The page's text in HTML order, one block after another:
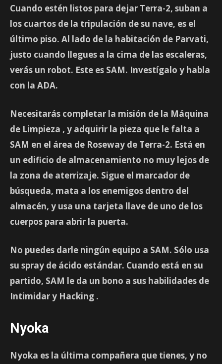
Cuando estén listos para dejar Terra-2, suban a
los cuartos de la tripulación de su nave, es el
último piso. Al lado de la habitación de Parvati,
justo cuando llegues a la cima de las escaleras,
verás un robot. Este es SAM. Investígalo y habla
con la ADA.
Necesitarás completar la misión de la Máquina
de Limpieza , y adquirir la pieza que le falta a
SAM en el área de Roseway de Terra-2. Está en
un edificio de almacenamiento no muy lejos de
la zona de aterrizaje. Sigue el marcador de
búsqueda, mata a los enemigos dentro del
almacén, y usa una tarjeta llave de uno de los
cuerpos para abrir la puerta.
No puedes darle ningún equipo a SAM. Sólo usa
su spray de ácido estándar. Cuando está en su
partido, SAM le da un bono a sus habilidades de
Intimidary Hacking .
Nyoka
Nyoka es la última compañera que tienes, y no